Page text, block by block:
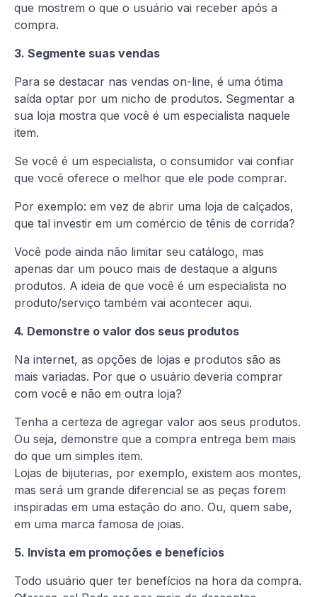
que mostrem o que o usuário vai receber após a
compra.
3. Segmente suas vendas
Para se destacar nas vendas on-line, é uma ótima
saída optar por um nicho de produtos. Segmentar a
sua loja mostra que você é um especialista naquele
item.
Se você é um especialista, o consumidor vai confiar
que você oferece o melhor que ele pode comprar.
Por exemplo: em vez de abrir uma loja de calçados,
que tal investir em um comércio de tênis de corrida?
Você pode ainda não limitar seu catálogo, mas
apenas dar um pouco mais de destaque a alguns
produtos. A ideia de que você é um especialista no
produto/serviço também vai acontecer aqui.
4. Demonstre o valor dos seus produtos
Na internet, as opções de lojas e produtos são as
mais variadas. Por que o usuário deveria comprar
com você e não em outra loja?
Tenha a certeza de agregar valor aos seus produtos.
Ou seja, demonstre que a compra entrega bem mais
do que um simples item.
Lojas de bijuterias, por exemplo, existem aos montes,
mas será um grande diferencial se as peças forem
inspiradas em uma estação do ano. Ou, quem sabe,
em uma marca famosa de joias.
5. Invista em promoções e benefícios
Todo usuário quer ter benefícios na hora da compra.